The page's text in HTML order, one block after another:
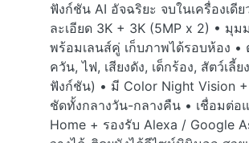
ฟังก์ชัน AI อัจฉริยะ จบในเครื่องเดี
ละเอียด 3K + 3K (5MP x 2) • มุม
พร้อมเลนส์คู่ เก็บภาพได้รอบห้อง •
ควัน, ไฟ, เสียงดัง, เด็กร้อง, สัตว์เลี้ย
ฟังก์ชัน) • มี Color Night Vision
ชัดทั้งกลางวัน-กลางคืน • เชื่อมต่อ
Home + รองรับ Alexa / Google